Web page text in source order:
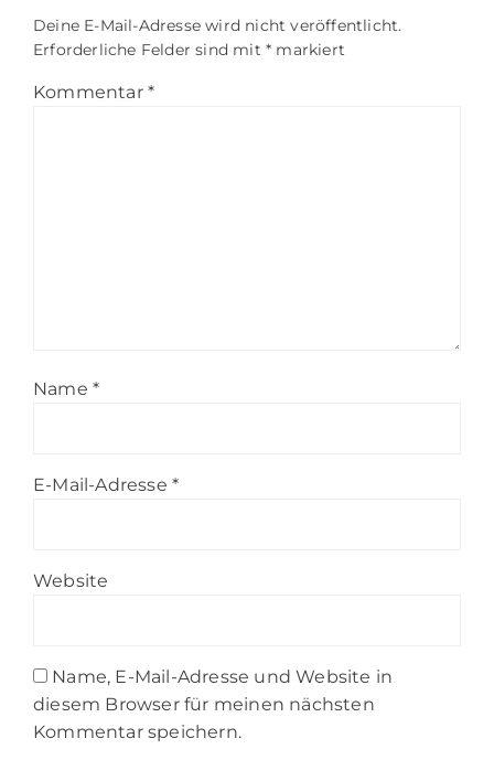
Deine E-Mail-Adresse wird nicht veröffentlicht.
Erforderliche Felder sind mit * markiert
Kommentar *
Name *
E-Mail-Adresse *
Website
Name, E-Mail-Adresse und Website in
diesem Browser für meinen nächsten
Kommentar speichern.